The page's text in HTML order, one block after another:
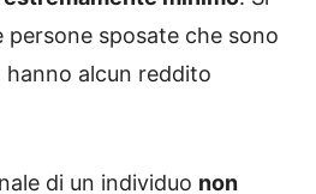
persone sposate che sono
alcun reddito
di un individuo non